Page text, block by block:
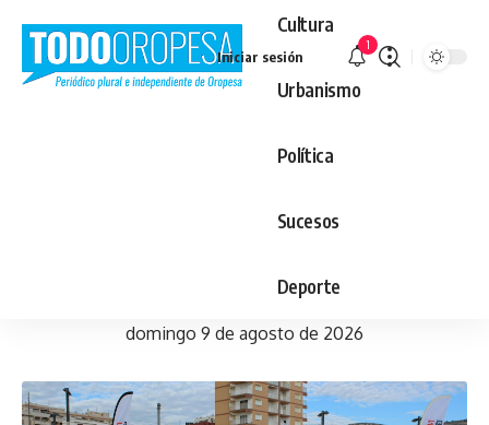
Cultura
Urbanismo
Política
Sucesos
Deporte
Iniciar sesión
1
domingo 9 de agosto de 2026